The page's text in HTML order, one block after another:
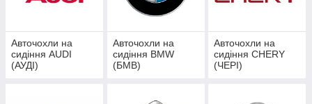
Авточохли на
сидіння AUDI
(АУДІ)
Авточохли на
сидіння BMW
(БМВ)
Авточохли на
сидіння CHERY
(ЧЕРІ)